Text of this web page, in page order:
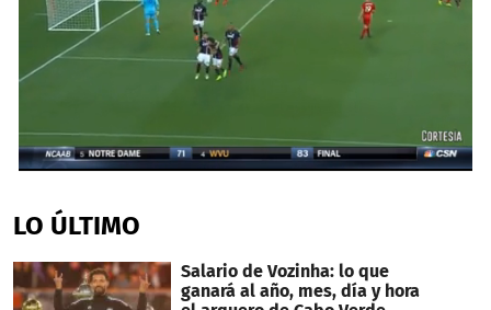
of
1
7
seconds
LO ÚLTIMO
Salario de Vozinha: lo que
ganará al año, mes, día y hora